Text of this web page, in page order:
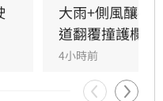
酒駕。國道警察呼
燈並保持安全距離，
發生。此次事故亦
時保持警覺，並與前
行車安全。
大雨+側風釀禍
道翻覆撞護欄
4小時前